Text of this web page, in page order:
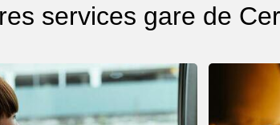
services gare de